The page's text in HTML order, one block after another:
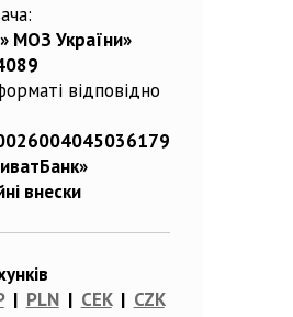
МОЗ України»
відповідно
внески
| PLN| CEK| CZK